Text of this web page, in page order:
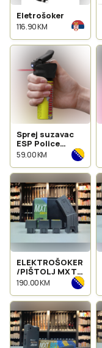
Eletrošoker
116.90 KM
Sprej suzavac
ESP Police
Tornado 63ml
59.00 KM
ELEKTROŠOKER
/PIŠTOLJ MXT
02002-A
VOLTAGE 4,8V /
8000KV
190.00 KM